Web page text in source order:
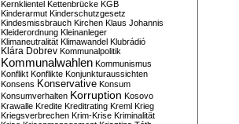
Kernklientel Kettenbrücke KGB
Kinderarmut Kinderschutzgesetz
Kindesmissbrauch Kirchen Klaus Johannis
Kleiderordnung Kleinanleger
Klimaneutralität Klimawandel Klubrádió
Klára Dobrev Kommunalpolitik
Kommunalwahlen Kommunismus
Konflikt Konflikte Konjunkturaussichten
Konsens Konservative Konsum
Konsumverhalten Korruption Kosovo
Krawalle Kredite Kreditrating Kreml Krieg
Kriegsverbrechen Krim-Krise Kriminalität